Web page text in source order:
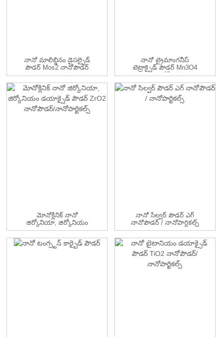
నానో మాలిబ్డినం డైసల్ఫైడ్
పౌడర్ Mos2 నానోపౌడర్
నానో ట్రైమాంగనీస్
టెట్రాక్సైడ్ పౌడర్ Mn3O4
నానోప్...
మోనోక్లినిక్ నానో
జిర్కోనియా, జిర్కోనియం
డయాక్సైడ్ పౌ...
నానో సిల్వర్ పౌడర్ ఎగ్
నానోపౌడర్ / నానోపార్టికల్స్